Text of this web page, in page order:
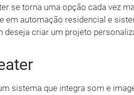
se torna uma opção cada vez
em automação residencial e
deseja criar um projeto
sistema que integra som e